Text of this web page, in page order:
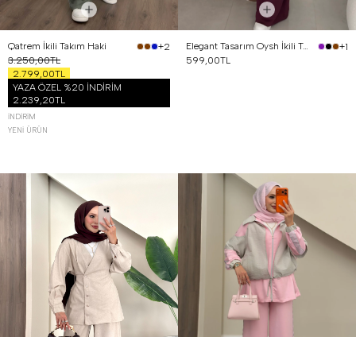
Qatrem İkili Takım Haki
+2
3.250,00TL
2.799,00TL
YAZA ÖZEL %20 İNDİRİM
2.239,20TL
İNDIRIM
YENI ÜRÜN
Elegant Tasarım Oysh İkili Takım Mürdüm
+1
599,00TL